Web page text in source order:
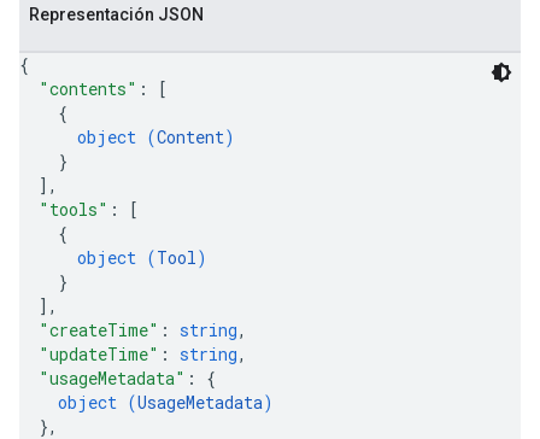
Representación JSON
{
"contents" :
[
{
object (Content)
}
] ,
"tools" :
[
{
object (Tool)
}
] ,
"createTime" : string,
"updateTime" : string,
"usageMetadata" : {
object (UsageMetadata)
},